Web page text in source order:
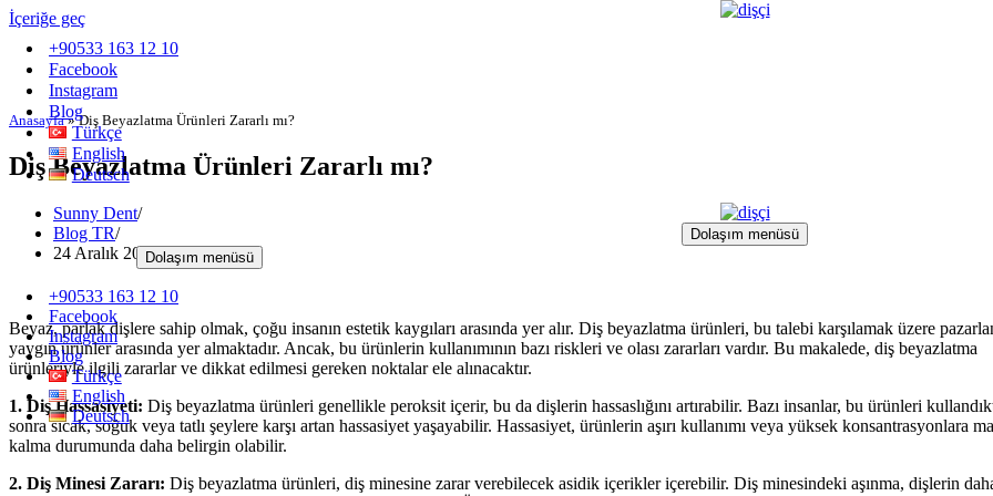
İçeriğe geç
+90533 163 12 10
Facebook
Instagram
Blog
Türkçe
English
Deutsch
Dolaşım menüsü
Dolaşım menüsü
+90533 163 12 10
Facebook
Instagram
Blog
Türkçe
English
Deutsch
Anasayfa»Diş Beyazlatma Ürünleri Zararlı mı?
Diş Beyazlatma Ürünleri Zararlı mı?
Sunny Dent
Blog TR
24 Aralık 202427 Ocak 2024
Beyaz, parlak dişlere sahip olmak, çoğu insanın estetik kaygıları arasında yer alır. Diş beyazlatma ürünleri, bu talebi karşılamak üzere
yaygın ürünler arasında yer almaktadır. Ancak, bu ürünlerin kullanımının bazı riskleri ve olası zararları vardır. Bu makalede, diş beyazlatma
ürünleriyle ilgili zararlar ve dikkat edilmesi gereken noktalar ele alınacaktır.
1. Diş Hassasiyeti: Diş beyazlatma ürünleri genellikle peroksit içerir, bu da dişlerin hassaslığını artırabilir. Bazı insanlar, bu ürünleri
sonra sıcak, soğuk veya tatlı şeylere karşı artan hassasiyet yaşayabilir. Hassasiyet, ürünlerin aşırı kullanımı veya yüksek konsantrasyonlara
kalma durumunda daha belirgin olabilir.
2. Diş Minesi Zararı: Diş beyazlatma ürünleri, diş minesine zarar verebilecek asidik içerikler içerebilir. Diş minesindeki aşınma, dişlerin